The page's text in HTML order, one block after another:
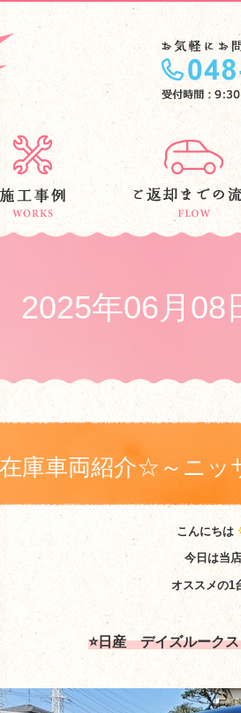
2025年06月08
庫車両紹介☆～ニッ
こんにちは
今日は当
オススメの1
⭐日産 デイズルーク